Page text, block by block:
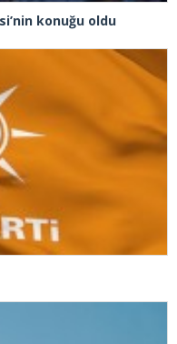
konuğu oldu